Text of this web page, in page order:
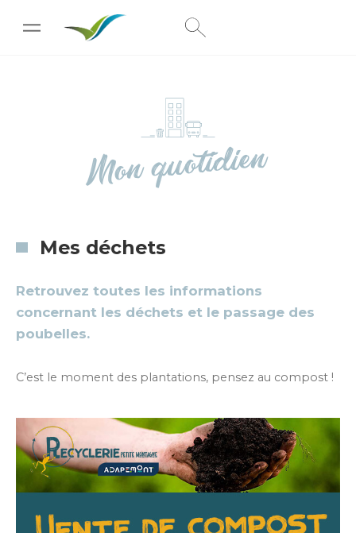
Mon quotidien
Mes déchets
Retrouvez toutes les informations
concernant les déchets et le passage des
poubelles.
C’est le moment des plantations, pensez au compost !